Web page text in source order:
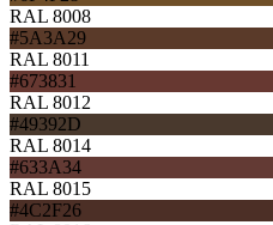
RAL 8008
#5A3A29
RAL 8011
#673831
RAL 8012
#49392D
RAL 8014
#633A34
RAL 8015
#4C2F26